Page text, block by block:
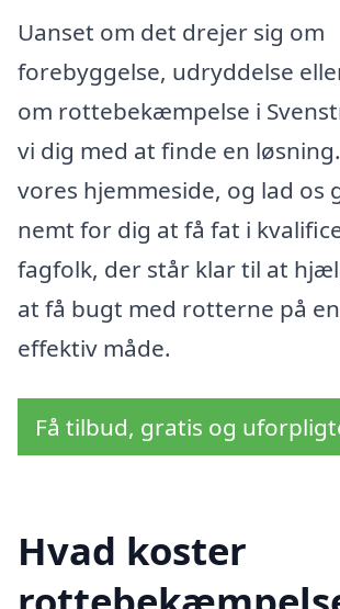
Uanset om det drejer sig om
forebyggelse, udryddelse
om rottebekæmpelse i
vi dig med at finde en
vores hjemmeside, og lad os
nemt for dig at få fat i
fagfolk, der står klar til at
at få bugt med rotterne på
effektiv måde.
Få tilbud, gratis og
Hvad koster